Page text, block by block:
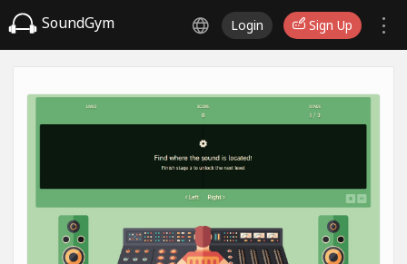
SoundGym Login Sign Up